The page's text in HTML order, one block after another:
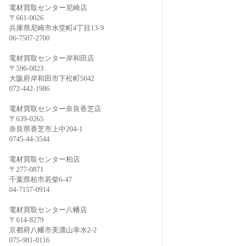
電材買取センター尼崎店
〒661-0026
兵庫県尼崎市水堂町4丁目13-9
06-7507-2700
電材買取センター岸和田店
〒596-0823
大阪府岸和田市下松町5042
072-442-1986
電材買取センター奈良香芝店
〒639-0265
奈良県香芝市上中204-1
0745-44-3544
電材買取センター柏店
〒277-0871
千葉県柏市若柴6-47
04-7157-0914
電材買取センター八幡店
〒614-8279
京都府八幡市美濃山幸水2-2
075-981-0116